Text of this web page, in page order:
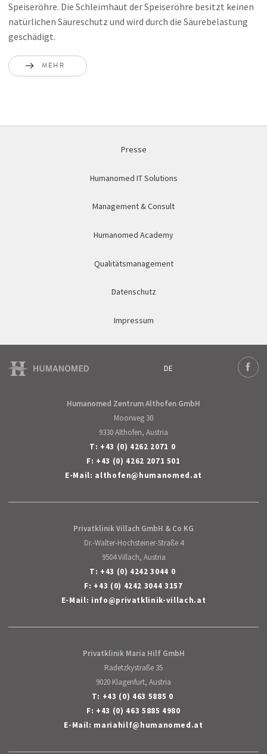
Speiseröhre. Die Schleimhaut der Speiseröhre besitzt keinen
natürlichen Säureschutz und wird durch die Säurebelastung
geschädigt.
MEHR
Presse
Humanomed IT Solutions
Management & Consult
Humanomed Academy
Qualitätsmanagement
Datenschutz
Impressum
DE
Deutsch
Humanomed Zentrum Althofen GmbH
Moorweg 30
9330 Althofen, Austria
T: +43 (0) 4262 2071 0
F: +43 (0) 4262 2071 501
E-Mail: althofen@humanomed.at
Privatklinik Villach GmbH & Co KG
Dr.-Walter-Hochsteiner-Straße 4
9504 Villach, Austria
T: +43 (0) 4242 3044 0
F: +43 (0) 4242 3044 3157
E-Mail: info@privatklinik-villach.at
Privatklinik Maria Hilf GmbH
Radetzkystraße 35
9020 Klagenfurt, Austria
T: +43 (0) 463 5885 0
F: +43 (0) 463 5885 4980
E-Mail: mariahilf@humanomed.at